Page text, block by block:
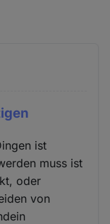
ist
muss ist
oder
von